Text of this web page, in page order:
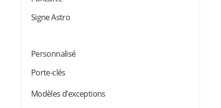
Signe Astro
Personnalisé
Porte-clés
Modèles d’exceptions